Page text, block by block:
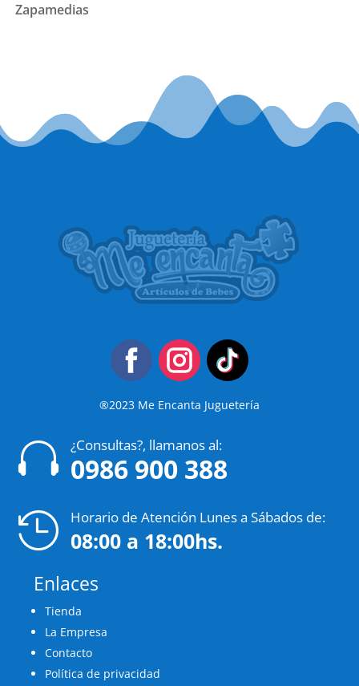
Zapamedias
®2023 Me Encanta Juguetería
 ¿Consultas?, llamanos al:
0986 900 388
 Horario de Atención Lunes a Sábados de:
08:00 a 18:00hs.
Enlaces
Tienda
La Empresa
Contacto
Política de privacidad